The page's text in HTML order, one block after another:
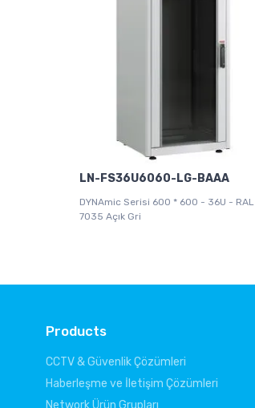
LN-FS36U6060-LG-BAAA
DYNAmic Serisi 600 * 600 - 36U - RAL
7035 Açık Gri
Products
CCTV & Güvenlik Çözümleri
Haberleşme ve İletişim Çözümleri
Network Ürün Grupları